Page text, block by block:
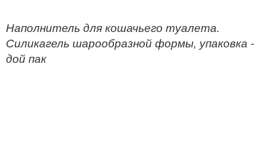
Наполнитель для кошачьего туалета.
Силикагель шарообразной формы, упаковка -
дой пак